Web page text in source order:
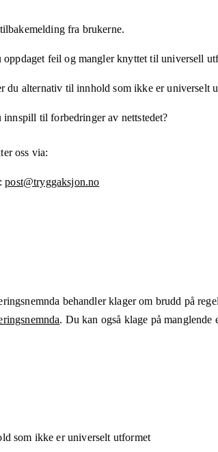
fra brukerne.
oppdaget feil og mangler knyttet til universell
du alternativ til innhold som ikke er universelt
innspill til forbedringer av nettstedet?
oss via:
post@tryggaksjon.no
behandler klager om brudd på
. Du kan også klage på manglende
som ikke er universelt utformet